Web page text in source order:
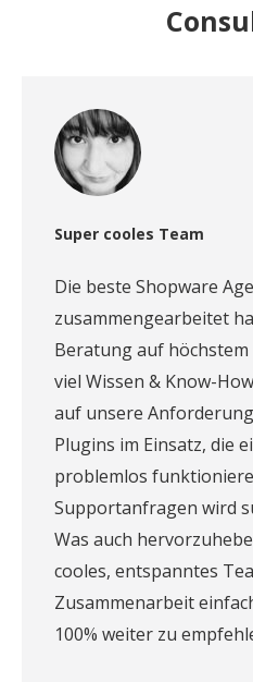
Super cooles Team
Die beste Shopware
zusammengearbeitet
Beratung auf
viel Wissen & Know-
auf unsere
Plugins im Einsatz, die
problemlos
Supportanfragen wird
Was auch
cooles, entspanntes
Zusammenarbeit
100% weiter zu